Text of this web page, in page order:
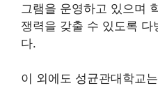
그램을 운영하고 있으며
쟁력을 갖출 수 있도록 다
다.
이 외에도 성균관대학교